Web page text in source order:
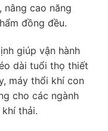
cao năng
đồng đều.
giúp vận hành
dài tuổi thọ thiết
máy thổi khí con
cho các ngành
thải.